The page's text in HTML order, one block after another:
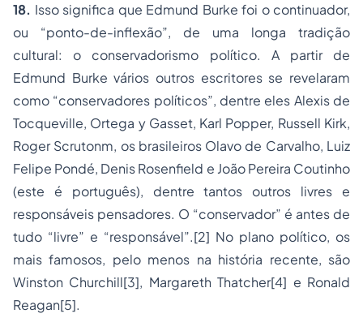
18. Isso significa que Edmund Burke foi o continuador,
ou “ponto-de-inflexão”, de uma longa tradição
cultural: o conservadorismo político. A partir de
Edmund Burke vários outros escritores se revelaram
como “conservadores políticos”, dentre eles Alexis de
Tocqueville, Ortega y Gasset, Karl Popper, Russell Kirk,
Roger Scrutonm, os brasileiros Olavo de Carvalho, Luiz
Felipe Pondé, Denis Rosenfield e João Pereira Coutinho
(este é português), dentre tantos outros livres e
responsáveis pensadores. O “conservador” é antes de
tudo “livre” e “responsável”.[2] No plano político, os
mais famosos, pelo menos na história recente, são
Winston Churchill[3], Margareth Thatcher[4] e Ronald
Reagan[5].